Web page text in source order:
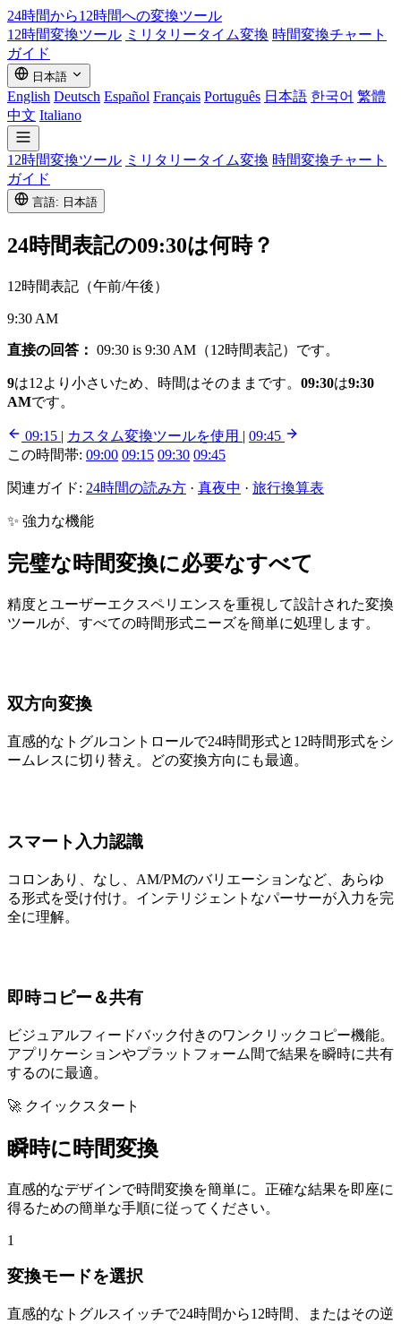
24時間から12時間への変換ツール
12時間変換ツール ミリタリータイム変換 時間変換チャート
ガイド
日本語
English Deutsch Español Français Português 日本語 한국어 繁體
中文 Italiano
12時間変換ツール ミリタリータイム変換 時間変換チャート
ガイド
言語: 日本語
24時間表記の09:30は何時？
12時間表記（午前/午後）
9:30 AM
直接の回答： 09:30 is 9:30 AM（12時間表記）です。
9は12より小さいため、時間はそのままです。 09:30は9:30
AMです。
09:15 | カスタム変換ツールを使用 | 09:45
この時間帯: 09:00 09:15 09:30 09:45
関連ガイド: 24時間の読み方 · 真夜中 · 旅行換算表
✨ 強力な機能
完璧な時間変換に必要なすべて
精度とユーザーエクスペリエンスを重視して設計された変換
ツールが、すべての時間形式ニーズを簡単に処理します。
双方向変換
直感的なトグルコントロールで24時間形式と12時間形式をシ
ームレスに切り替え。どの変換方向にも最適。
スマート入力認識
コロンあり、なし、AM/PMのバリエーションなど、あらゆ
る形式を受け付け。インテリジェントなパーサーが入力を完
全に理解。
即時コピー＆共有
ビジュアルフィードバック付きのワンクリックコピー機能。
アプリケーションやプラットフォーム間で結果を瞬時に共有
するのに最適。
🚀 クイックスタート
瞬時に時間変換
直感的なデザインで時間変換を簡単に。正確な結果を即座に
得るための簡単な手順に従ってください。
1
変換モードを選択
直感的なトグルスイッチで24時間から12時間、またはその逆